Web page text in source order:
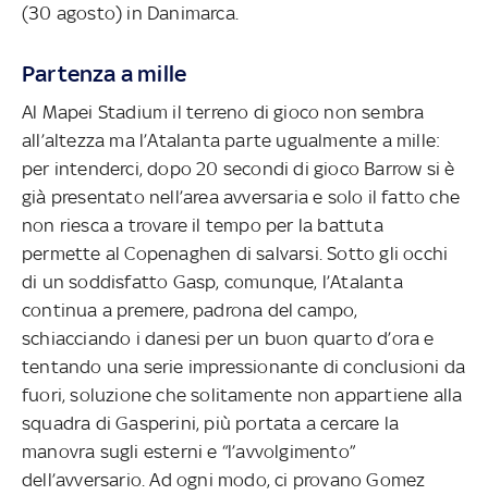
(30 agosto) in Danimarca.
Partenza a mille
Al Mapei Stadium il terreno di gioco non sembra
all’altezza ma l’Atalanta parte ugualmente a mille:
per intenderci, dopo 20 secondi di gioco Barrow si è
già presentato nell’area avversaria e solo il fatto che
non riesca a trovare il tempo per la battuta
permette al Copenaghen di salvarsi. Sotto gli occhi
di un soddisfatto Gasp, comunque, l’Atalanta
continua a premere, padrona del campo,
schiacciando i danesi per un buon quarto d’ora e
tentando una serie impressionante di conclusioni da
fuori, soluzione che solitamente non appartiene alla
squadra di Gasperini, più portata a cercare la
manovra sugli esterni e “l’avvolgimento”
dell’avversario. Ad ogni modo, ci provano Gomez